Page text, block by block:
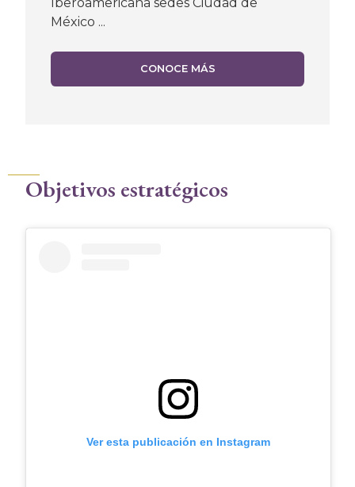
México ...
CONOCE MÁS
Objetivos estratégicos
Ver esta publicación en Instagram